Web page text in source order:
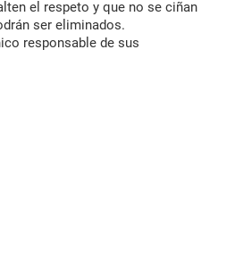
el respeto y que no se ciñan
ser eliminados.
responsable de sus